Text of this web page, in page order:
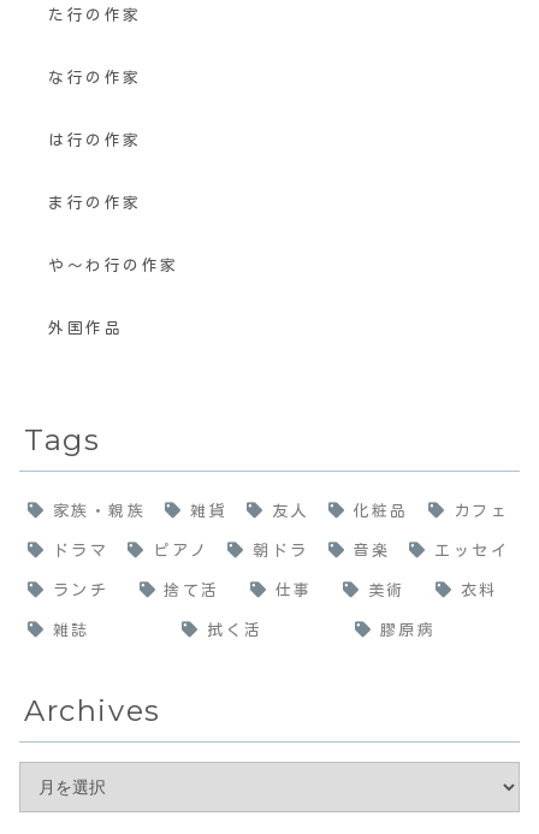
た行の作家
な行の作家
は行の作家
ま行の作家
や〜わ行の作家
外国作品
Tags
家族・親族 雑貨 友人 化粧品 カフェ
ドラマ ピアノ 朝ドラ 音楽 エッセイ
ランチ 捨て活 仕事 美術 衣料
雑誌 拭く活 膠原病
Archives